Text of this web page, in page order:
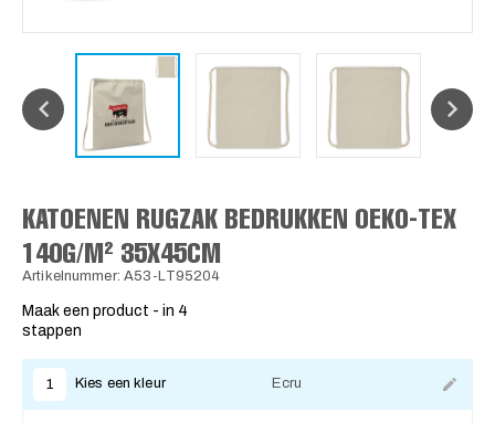
KATOENEN RUGZAK BEDRUKKEN OEKO-TEX
140G/M² 35X45CM
Artikelnummer: A53-LT95204
Maak een product - in 4
stappen
1 Kies een kleur Ecru